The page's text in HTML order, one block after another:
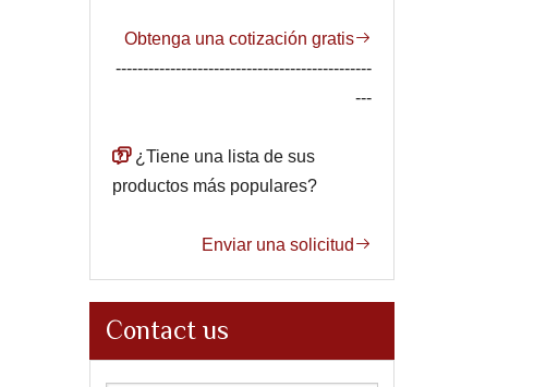
Obtenga una cotización gratis
-----------------------------------------------
---
 ¿Tiene una lista de sus
productos más populares?
Enviar una solicitud 
Contact us